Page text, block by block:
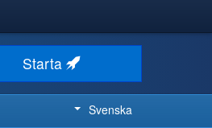
Starta
Svenska